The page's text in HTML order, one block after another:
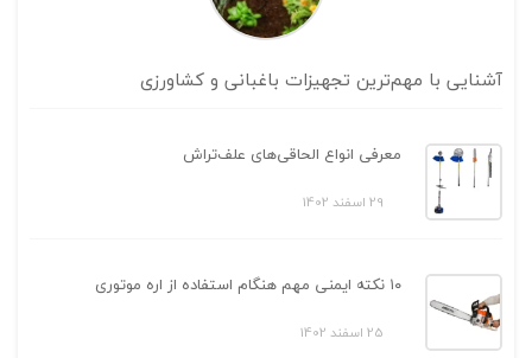
آشنایی با مهم‌ترین تجهیزات باغبانی و کشاورزی
معرفی انواع الحاقی‌های علف‌تراش
29 اسفند 1402
۱۰ نکته ایمنی مهم هنگام استفاده از اره موتوری
25 اسفند 1402